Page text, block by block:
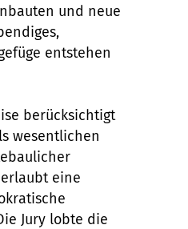
und neue
entstehen
berücksichtigt
wesentlichen
eine
Jury lobte die